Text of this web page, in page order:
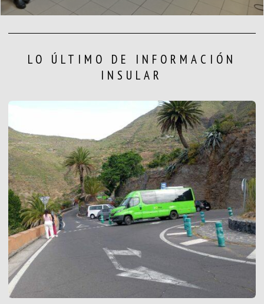
LO ÚLTIMO DE INFORMACIÓN
INSULAR